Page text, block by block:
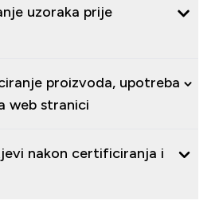
uzoraka prije
proizvoda, upotreba
web stranici
nakon certificiranja i